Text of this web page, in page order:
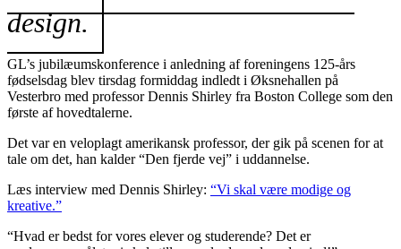
design.
GL’s jubilæumskonference i anledning af foreningens 125-års
fødselsdag blev tirsdag formiddag indledt i Øksnehallen på
Vesterbro med professor Dennis Shirley fra Boston College som den
første af hovedtalerne.
Det var en veloplagt amerikansk professor, der gik på scenen for at
tale om det, han kalder “Den fjerde vej” i uddannelse.
Læs interview med Dennis Shirley: “Vi skal være modige og
kreative.”
“Hvad er bedst for vores elever og studerende? Det er